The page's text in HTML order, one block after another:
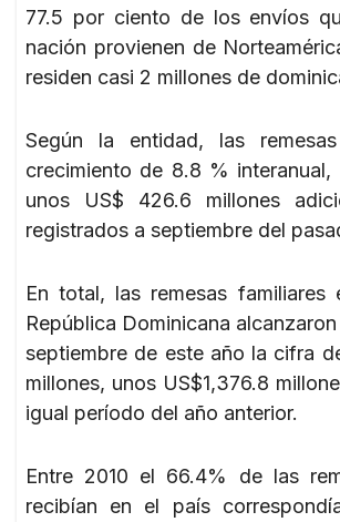
77.5 por ciento de los envíos
nación provienen de
residen casi 2 millones de
Según la entidad, las
crecimiento de 8.8 % interanual,
unos US$ 426.6 millones
registrados a septiembre del
En total, las remesas familiares
República Dominicana
septiembre de este año la cifra
millones, unos US$1,376.8
igual período del año anterior.
Entre 2010 el 66.4% de las
recibían en el país